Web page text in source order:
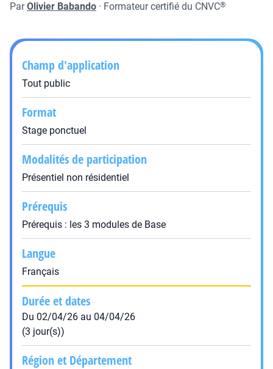
ParOlivier Babando · Formateur certifié du CNVC®
Champ d'application
Tout public
Format
Stage ponctuel
Modalités de participation
Présentiel non résidentiel
Prérequis
Prérequis : les 3 modules de Base
Langue
Français
Durée et dates
Du 02/04/26 au 04/04/26
(3 jour(s))
Région et Département